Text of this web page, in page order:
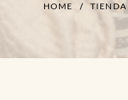
HOME TIENDA